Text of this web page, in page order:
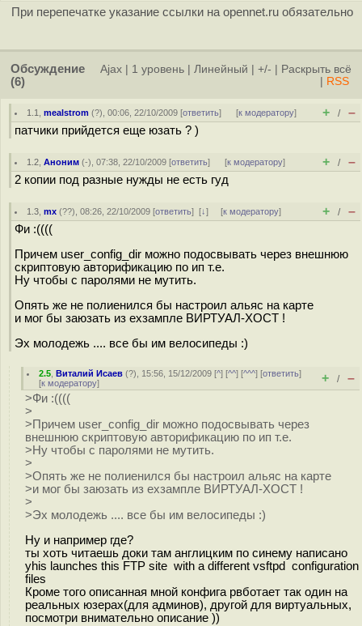
При перепечатке указание ссылки на opennet.ru обязательно
Обсуждение
(6)
Ajax 1 уровень Линейный +/-
Раскрыть всё
RSS
1.1 ,mealstrom (?), 00:06, 22/10/2009 [ответить] [к модератору] + / –
патчики прийдется еще юзать ? )
1.2 ,Аноним (-), 07:38, 22/10/2009 [ответить] [к модератору] + / –
2 копии под разные нужды не есть гуд
1.3 ,mx (??), 08:26, 22/10/2009 [ответить][↓] [к модератору] + / –
Фи :((((
Причем user_config_dir можно подосвывать через внешнюю
скриптовую авторификацию по ип т.е.
Ну чтобы с паролями не мутить.
Опять же не полиенился бы настроил альяс на карте
и мог бы заюзать из ехзампле ВИРТУАЛ-ХОСТ !
Эх молодежь .... все бы им велосипеды :)
2.5 ,Виталий Исаев (?), 15:56, 15/12/2009 [^] [^^] [^^^] [ответить]
[к модератору] + / –
>Фи :((((
>
>Причем user_config_dir можно подосвывать через
внешнюю скриптовую авторификацию по ип т.е.
>Ну чтобы с паролями не мутить.
>
>Опять же не полиенился бы настроил альяс на карте
>и мог бы заюзать из ехзампле ВИРТУАЛ-ХОСТ !
>
>Эх молодежь .... все бы им велосипеды :)
Ну и например где?
ты хоть читаешь доки там англицким по синему написано
yhis launches this FTP site with a different vsftpd configuration
files
Кроме того описанная мной конфига рвботает так один на
реальных юзерах(для админов), другой для виртуальных,
посмотри внимательно описание ))